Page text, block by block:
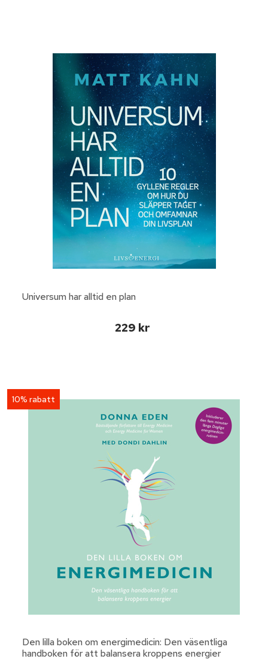
Universum har alltid en plan
229 kr
10% rabatt
Den lilla boken om energimedicin: Den väsentliga
handboken för att balansera kroppens energier